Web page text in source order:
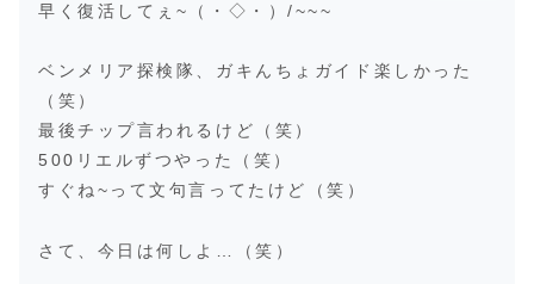
早く復活してぇ~（・◇・）/~~~
ベンメリア探検隊、ガキんちょガイド楽しかった
（笑）
最後チップ言われるけど（笑）
500リエルずつやった（笑）
すぐね~って文句言ってたけど（笑）
さて、今日は何しよ…（笑）